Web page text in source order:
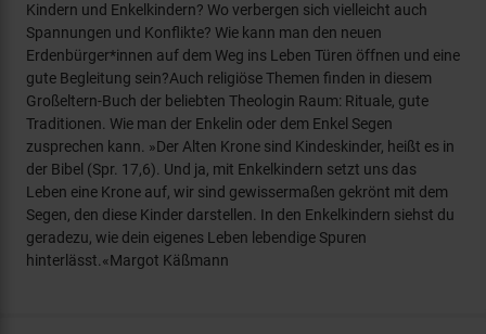
Kindern und Enkelkindern? Wo verbergen sich vielleicht auch
Spannungen und Konflikte? Wie kann man den neuen
Erdenbürger*innen auf dem Weg ins Leben Türen öffnen und eine
gute Begleitung sein?Auch religiöse Themen finden in diesem
Großeltern-Buch der beliebten Theologin Raum: Rituale, gute
Traditionen. Wie man der Enkelin oder dem Enkel Segen
zusprechen kann. »Der Alten Krone sind Kindeskinder, heißt es in
der Bibel (Spr. 17,6). Und ja, mit Enkelkindern setzt uns das
Leben eine Krone auf, wir sind gewissermaßen gekrönt mit dem
Segen, den diese Kinder darstellen. In den Enkelkindern siehst du
geradezu, wie dein eigenes Leben lebendige Spuren
hinterlässt.«Margot Käßmann